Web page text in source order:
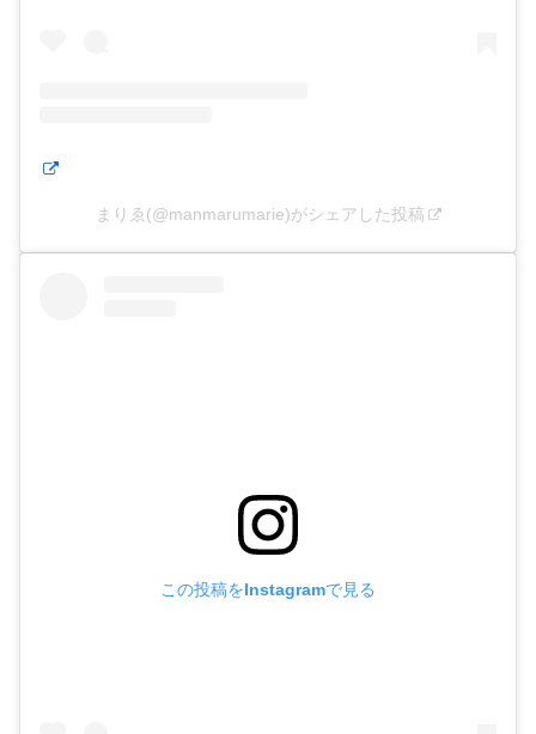
まりゑ(@manmarumarie)がシェアした投稿
この投稿をInstagramで見る